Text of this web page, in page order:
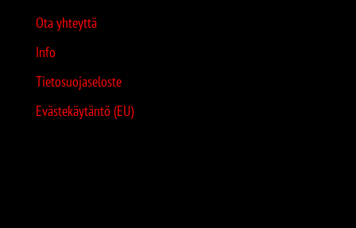
Ota yhteyttä
Info
Tietosuojaseloste
Evästekäytäntö (EU)